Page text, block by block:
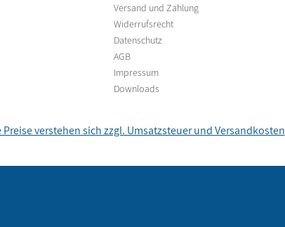
Versand und Zahlung
Widerrufsrecht
Datenschutz
AGB
Impressum
Downloads
verstehen sich zzgl. Umsatzsteuer undVersandkosten